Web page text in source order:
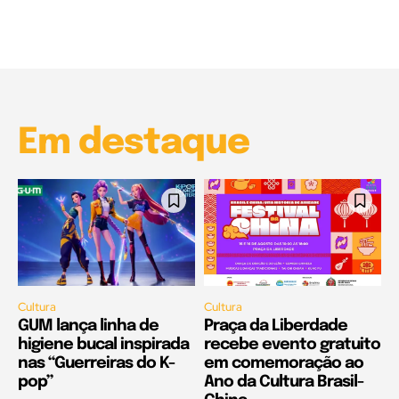
Em destaque
Cultura
GUM lança linha de
higiene bucal inspirada
nas “Guerreiras do K-
pop”
Cultura
Praça da Liberdade
recebe evento gratuito
em comemoração ao
Ano da Cultura Brasil-